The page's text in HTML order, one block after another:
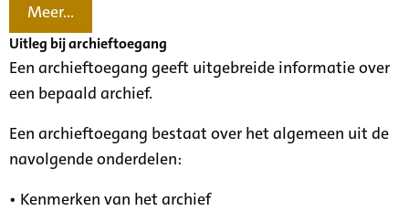
Meer...
Uitleg bij archieftoegang
Een archieftoegang geeft uitgebreide informatie over
een bepaald archief.
Een archieftoegang bestaat over het algemeen uit de
navolgende onderdelen:
• Kenmerken van het archief